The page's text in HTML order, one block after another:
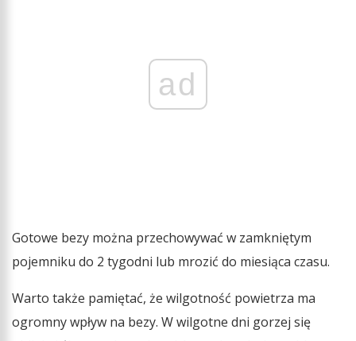
ad
Gotowe bezy można przechowywać w zamkniętym
pojemniku do 2 tygodni lub mrozić do miesiąca czasu.
Warto także pamiętać, że wilgotność powietrza ma
ogromny wpływ na bezy. W wilgotne dni gorzej się